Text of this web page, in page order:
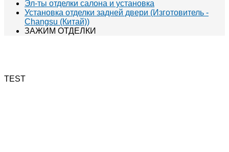
Эл-ты отделки салона и установка
Установка отделки задней двери (Изготовитель -
Changsu (Китай))
ЗАЖИМ ОТДЕЛКИ
TEST